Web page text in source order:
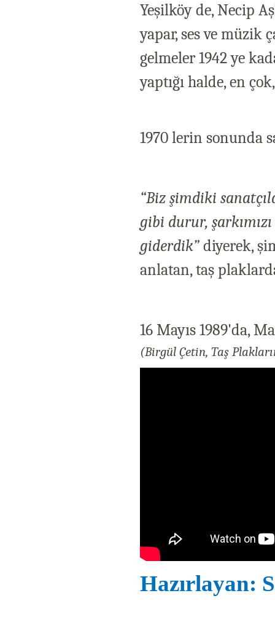
Yeşilköy de, Necip
yapar, ses ve müzik
gelmeler 1942 ye
yaptığı halde, en
1970 lerin sonunda
“Biz şimdiki
gibi durur,
giderdik”diyerek,
anlatan, taş
16 Mayıs 1989'da,
(Birgül Çetin, Taş
Hazırlayan: